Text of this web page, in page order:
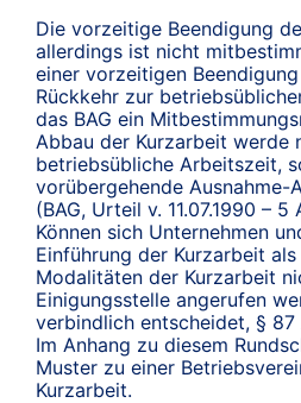
Die vorzeitige Beendigung
allerdings ist nicht
einer vorzeitigen
Rückkehr zur
das BAG ein
Abbau der Kurzarbeit werde
betriebsübliche Arbeitszeit,
vorübergehende
(BAG, Urteil v. 11.07.1990 – 5
Können sich Unternehmen
Einführung der Kurzarbeit
Modalitäten der Kurzarbeit
Einigungsstelle angerufen
verbindlich entscheidet, § 87
Im Anhang zu diesem
Muster zu einer
Kurzarbeit.